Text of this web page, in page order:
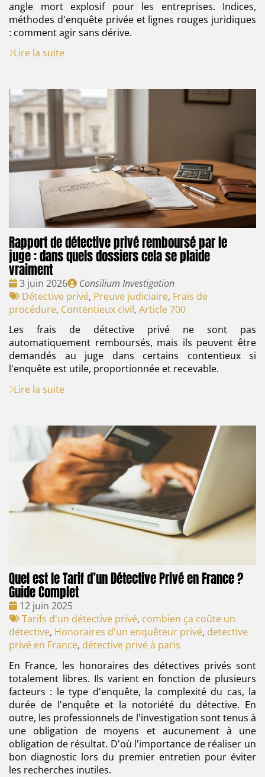
angle mort explosif pour les entreprises. Indices,
méthodes d'enquête privée et lignes rouges juridiques
: comment agir sans dérive.
Lire la suite
Rapport de détective privé remboursé par le
juge : dans quels dossiers cela se plaide
vraiment
Date
:
3 juin 2026
Publié
par
Consilium Investigation
Tags
:
Détective privé, Preuve judiciaire, Frais de
procédure, Contentieux civil, Article 700
Les frais de détective privé ne sont pas
automatiquement remboursés, mais ils peuvent être
demandés au juge dans certains contentieux si
l'enquête est utile, proportionnée et recevable.
Lire la suite
Quel est le Tarif d’un Détective Privé en France ?
Guide Complet
Date
:
12 juin 2025
Tags
:
Tarifs d'un détective privé, combien ça coûte un
détective, Honoraires d'un enquêteur privé, detective
privé en France, détective privé à paris
En France, les honoraires des détectives privés sont
totalement libres. Ils varient en fonction de plusieurs
facteurs : le type d'enquête, la complexité du cas, la
durée de l'enquête et la notoriété du détective. En
outre, les professionnels de l'investigation sont tenus à
une obligation de moyens et aucunement à une
obligation de résultat. D'où l'importance de réaliser un
bon diagnostic lors du premier entretien pour éviter
les recherches inutiles.